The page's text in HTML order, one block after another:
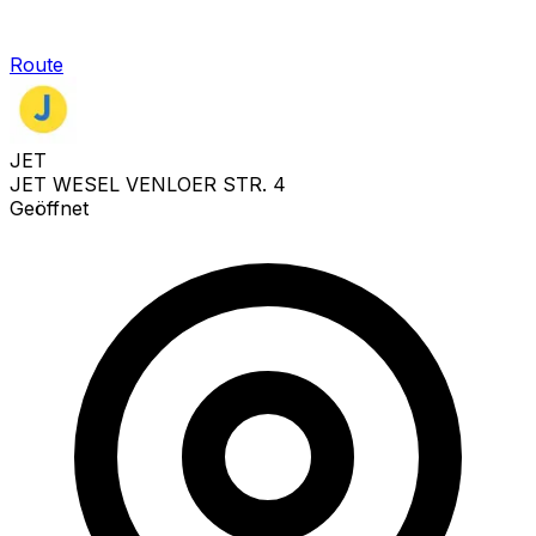
Route
JET
JET WESEL VENLOER STR. 4
Geöffnet